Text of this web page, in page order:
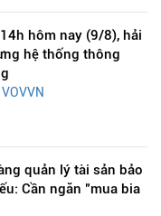
hôm nay (9/8), hải
hệ thống thông
VOVVN
quản lý tài sản bảo
Cần ngăn "mua bia